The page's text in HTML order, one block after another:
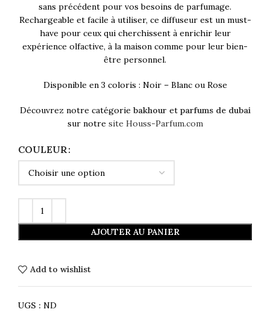
sans précédent pour vos besoins de parfumage.
Rechargeable et facile à utiliser, ce diffuseur est un must-
have pour ceux qui cherchissent à enrichir leur
expérience olfactive, à la maison comme pour leur bien-
être personnel.
Disponible en 3 coloris : Noir – Blanc ou Rose
Découvrez notre catégorie bakhour et parfums de dubai
sur notre site Houss-Parfum.com
COULEUR
AJOUTER AU PANIER
Add to wishlist
UGS : ND